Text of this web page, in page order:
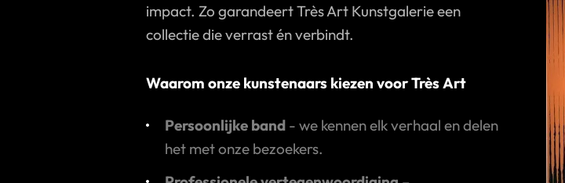
impact. Zo garandeert Très Art Kunstgalerie een
collectie die verrast én verbindt.
Waarom onze kunstenaars kiezen voor Très Art
Persoonlijke band- we kennen elk verhaal en delen
het met onze bezoekers.